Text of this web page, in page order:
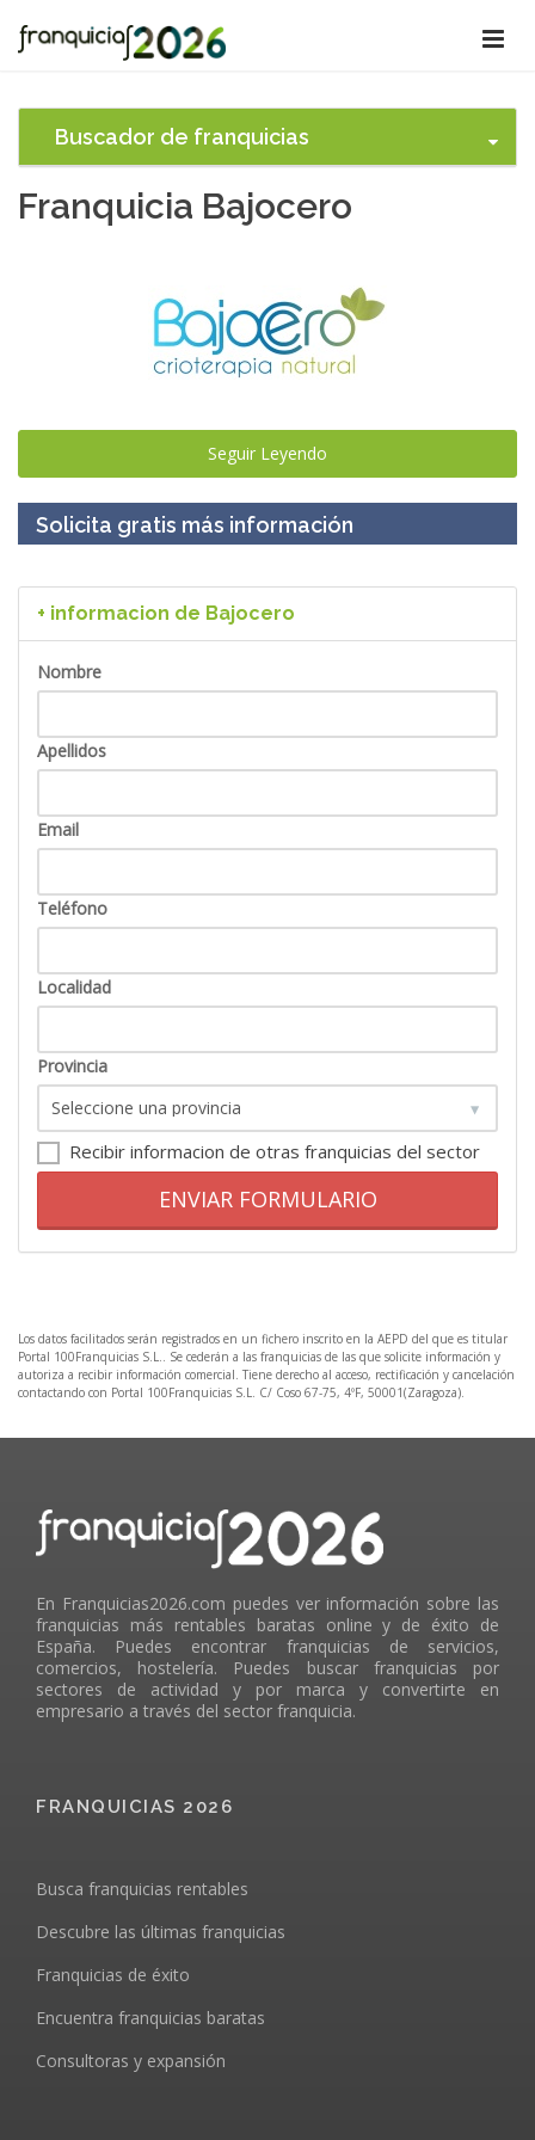
Buscador de franquicias
Franquicia Bajocero
Seguir Leyendo
Solicita gratis más información
+ informacion de Bajocero
Nombre
Apellidos
Email
Teléfono
Localidad
Provincia
Recibir informacion de otras franquicias del sector
ENVIAR FORMULARIO
Los datos facilitados serán registrados en un fichero inscrito en la AEPD del que es titular
Portal 100Franquicias S.L.. Se cederán a las franquicias de las que solicite información y
autoriza a recibir información comercial. Tiene derecho al acceso, rectificación y cancelación
contactando con Portal 100Franquicias S.L. C/ Coso 67-75, 4ºF, 50001(Zaragoza).
En Franquicias2026.com puedes ver información sobre las
franquicias más rentables baratas online y de éxito de
España. Puedes encontrar franquicias de servicios,
comercios, hostelería. Puedes buscar franquicias por
sectores de actividad y por marca y convertirte en
empresario a través del sector franquicia.
FRANQUICIAS 2026
Busca franquicias rentables
Descubre las últimas franquicias
Franquicias de éxito
Encuentra franquicias baratas
Consultoras y expansión